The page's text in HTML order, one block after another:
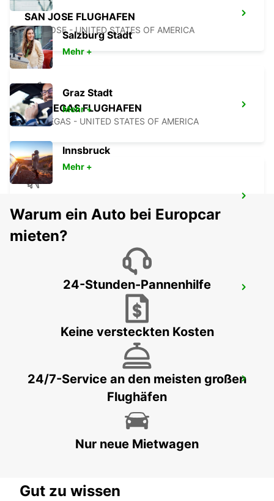
SAN JOSE FLUGHAFEN
SAN JOSE - UNITED STATES OF AMERICA
LAS VEGAS FLUGHAFEN
LAS VEGAS - UNITED STATES OF AMERICA
BURBANK - UNITED STATES OF AMERICA
LOS ANGELES FLUGHAFEN
LOS ANGELES - UNITED STATES OF AMERICA
ONTARIO FLUGHAFEN
ONTARIO - UNITED STATES OF AMERICA
Salzburg Stadt
Mehr +
Graz Stadt
Mehr +
Innsbruck
Mehr +
Warum ein Auto bei Europcar
mieten?
24-Stunden-Pannenhilfe
Keine versteckten Kosten
24/7-Service an den meisten großen
Flughäfen
Nur neue Mietwagen
Gut zu wissen